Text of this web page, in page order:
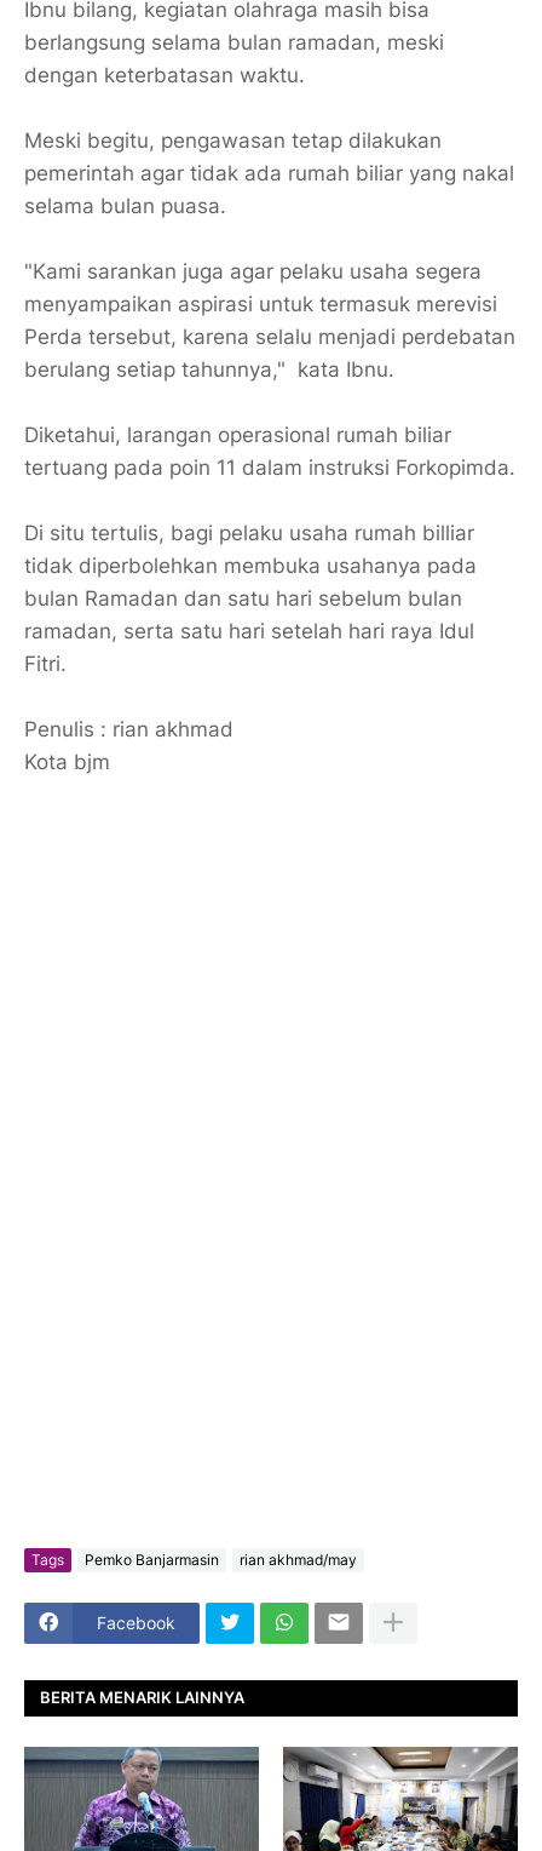
Ibnu bilang, kegiatan olahraga masih bisa
berlangsung selama bulan ramadan, meski
dengan keterbatasan waktu.
Meski begitu, pengawasan tetap dilakukan
pemerintah agar tidak ada rumah biliar yang nakal
selama bulan puasa.
"Kami sarankan juga agar pelaku usaha segera
menyampaikan aspirasi untuk termasuk merevisi
Perda tersebut, karena selalu menjadi perdebatan
berulang setiap tahunnya," kata Ibnu.
Diketahui, larangan operasional rumah biliar
tertuang pada poin 11 dalam instruksi Forkopimda.
Di situ tertulis, bagi pelaku usaha rumah billiar
tidak diperbolehkan membuka usahanya pada
bulan Ramadan dan satu hari sebelum bulan
ramadan, serta satu hari setelah hari raya Idul
Fitri.
Penulis : rian akhmad
Kota bjm
Tags Pemko Banjarmasin rian akhmad/may
Facebook
BERITA MENARIK LAINNYA